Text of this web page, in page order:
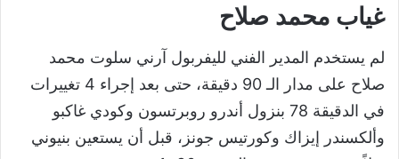
غياب محمد صلاح
لم يستخدم المدير الفني لليفربول آرني سلوت محمد
صلاح على مدار الـ 90 دقيقة، حتى بعد إجراء 4 تغييرات
في الدقيقة 78 بنزول أندرو روبرتسون وكودي غاكبو
وألكسندر إيزاك وكورتيس جونز، قبل أن يستعين بنيوني